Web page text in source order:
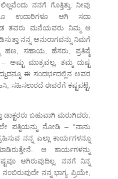
ನನಗೆ ಗೊತ್ತಿತ್ತು. ನೀವು
ಉದಾರಿಗಳೂ ಆಗಿ ಸದಾ
ತವರು ಮನೆಯವರು ನಿಮ್ಮ ಆ
ನನ್ನ ಅನುರಾಗವನ್ನು ನಿಮಗೆ
ಹಣ, ಸಹಾಯ, ಹೆಸರು, ಪ್ರತಿಷ್ಠೆ
ಅಷ್ಟು ಮಾತ್ರವಲ್ಲ, ತಮ್ಮ ದುಷ್ಟ
ಈ ಸಂದರ್ಭದಲ್ಲಿನ ಅವರ
ಸಹಿಸಲಾರದೆ ಈವರೆಗೆ ಕಷ್ಟಪಟ್ಟೆ,
ಡಾಕ್ಟರರು ಬಹುವಾಗಿ ಮರುಗಿದರು.
ಪತ್ನಿಯನ್ನು ನೋಡಿ – “ನಾನು
ನನ್ನ ಎಲ್ಲಾ ಕಾರ್ಯಗಳನ್ನೂ
ಆ ಕಾರ್ಯಗಳನ್ನು
ಆಗಿರುವುದಿಲ್ಲ. ನನಗೆ ನಿನ್ನ
ನನ್ನ ಭಾಗ್ಯ. ಪ್ರಿಯೇ,